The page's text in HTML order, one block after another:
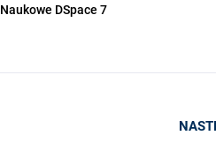
Naukowe DSpace 7